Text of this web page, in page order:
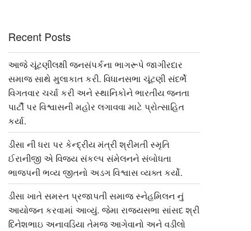
Recent Posts
આજે ચૂંટણીલક્ષી જનસંપર્કના ભાગરૂપે જાગીરદાર
સમાજ સાથે મુલાકાત કરી. વિધાનસભા ચૂંટણી સંદર્ભે
વિગતવાર ચર્ચા કરી અને સ્થાનિકોને ભારતીય જનતા
પાર્ટી પર વિશ્વાસની મહોર લગાવવા માટે પ્રોત્સાહિત
કર્યા.
ડીસા ની ધરા પર કેન્દ્રીય મંત્રી શ્રીમતી સ્મૃતિ
ઈરાનીજી એ વિજય સંકલ્પ સંમેલનને સંબોધતા
ભાજપની ભવ્ય જીતનો અડગ વિશ્વાસ વ્યક્ત કર્યો.
ડીસા ખાતે સમસ્ત પ્રજાપતી સમાજ સ્નેહમિલન નું
આયોજન કરવામાં આવ્યું. જેમા રાજ્યસભા સાંસદ શ્રી
દિનેશભાઇ અનાવડિયા તેમજ આગેવાનો અને વડીલો